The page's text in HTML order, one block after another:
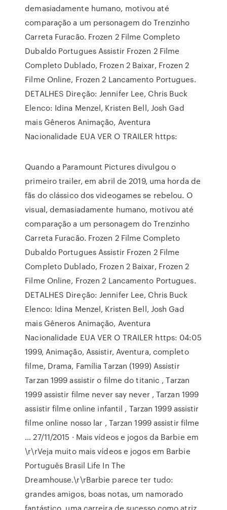
demasiadamente humano, motivou até
comparação a um personagem do Trenzinho
Carreta Furacão. Frozen 2 Filme Completo
Dubaldo Portugues Assistir Frozen 2 Filme
Completo Dublado, Frozen 2 Baixar, Frozen 2
Filme Online, Frozen 2 Lancamento Portugues.
DETALHES Direção: Jennifer Lee, Chris Buck
Elenco: Idina Menzel, Kristen Bell, Josh Gad
mais Gêneros Animação, Aventura
Nacionalidade EUA VER O TRAILER https:
Quando a Paramount Pictures divulgou o
primeiro trailer, em abril de 2019, uma horda de
fãs do clássico dos videogames se rebelou. O
visual, demasiadamente humano, motivou até
comparação a um personagem do Trenzinho
Carreta Furacão. Frozen 2 Filme Completo
Dubaldo Portugues Assistir Frozen 2 Filme
Completo Dublado, Frozen 2 Baixar, Frozen 2
Filme Online, Frozen 2 Lancamento Portugues.
DETALHES Direção: Jennifer Lee, Chris Buck
Elenco: Idina Menzel, Kristen Bell, Josh Gad
mais Gêneros Animação, Aventura
Nacionalidade EUA VER O TRAILER https: 04:05
1999, Animação, Assistir, Aventura, completo
filme, Drama, Família Tarzan (1999) Assistir
Tarzan 1999 assistir o filme do titanic , Tarzan
1999 assistir filme never say never , Tarzan 1999
assistir filme online infantil , Tarzan 1999 assistir
filme online nosso lar , Tarzan 1999 assistir filme
… 27/11/2015 · Mais vídeos e jogos da Barbie em
\r\rVeja muito mais vídeos e jogos em Barbie
Português Brasil Life In The
Dreamhouse.\r\rBarbie parece ter tudo:
grandes amigos, boas notas, um namorado
fantástico, uma carreira de sucesso como atriz,